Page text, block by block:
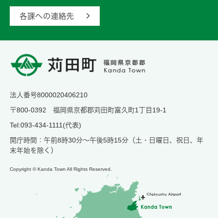
各課への連絡先
法人番号8000020406210
〒800-0392 福岡県京都郡苅田町富久町1丁目19-1
Tel:093-434-1111(代表)
開庁時間：午前8時30分～午後5時15分（土・日曜日、祝日、年
末年始を除く）
Copyright © Kanda Town All Rights Reserved.